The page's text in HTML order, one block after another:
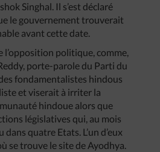
Singhal. Il s’est déclaré
le gouvernement trouverait
avant cette date.
l’opposition politique, comme,
porte-parole du Parti du
fondamentalistes hindous
et viserait à irriter la
hindoue alors que
législatives qui, au mois
quatre Etats. L’un d’eux
se trouve le site de Ayodhya.